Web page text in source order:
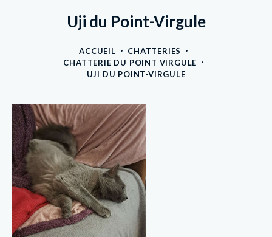
Uji du Point-Virgule
ACCUEIL
CHATTERIES
CHATTERIE DU POINT VIRGULE
UJI DU POINT-VIRGULE